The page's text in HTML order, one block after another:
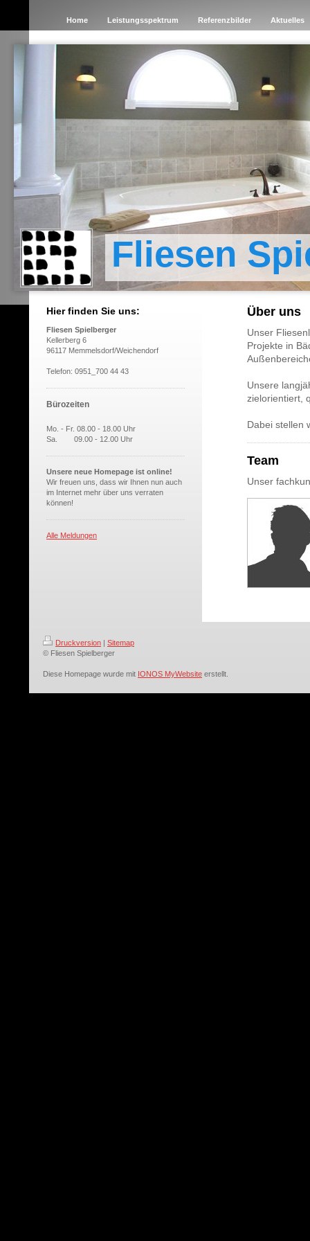
Home Leistungsspektrum Referenzbilder Aktuelles
Fliesen
Hier finden Sie uns:
Fliesen Spielberger
Kellerberg 6
96117 Memmelsdorf/Weichendorf
Telefon: 0951_700 44 43
Bürozeiten
Mo. - Fr. 08.00 - 18.00 Uhr
Sa. 09.00 - 12.00 Uhr
Unsere neue Homepage ist online!
Wir freuen uns, dass wir Ihnen nun auch
im Internet mehr über uns verraten
können!
Alle Meldungen
Über uns
Unser
Projekte in
Unsere
zielorientiert,
Dabei stellen
Team
Unser
Druckversion | Sitemap
© Fliesen Spielberger
Diese Homepage wurde mit IONOS MyWebsite erstellt.